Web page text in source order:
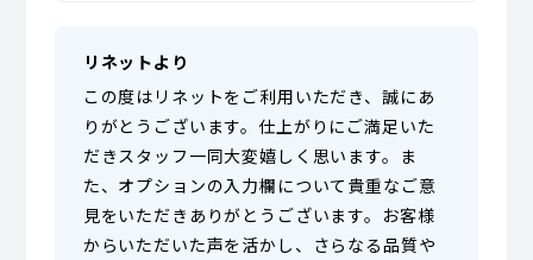
リネットより
この度はリネットをご利用いただき、誠にあ
りがとうございます。仕上がりにご満足いた
だきスタッフ一同大変嬉しく思います。ま
た、オプションの入力欄について貴重なご意
見をいただきありがとうございます。お客様
からいただいた声を活かし、さらなる品質や